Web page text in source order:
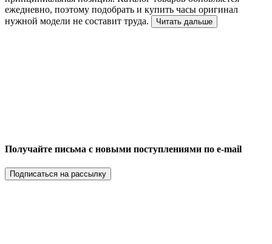
ежедневно, поэтому подобрать и купить часы оригинал
нужной модели не составит труда.
Читать дальше
Получайте письма с новыми поступлениями по e-mail
Подписаться на рассылку